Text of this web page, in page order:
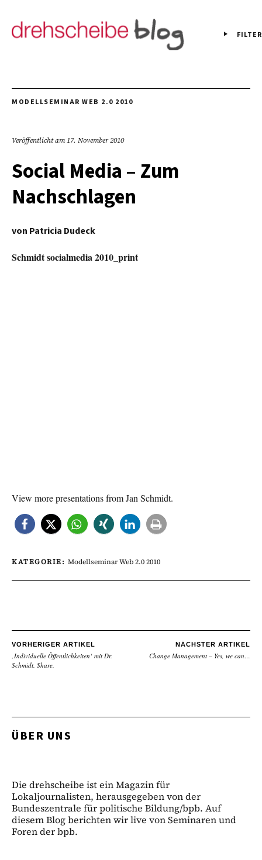
FILTER
MODELLSEMINAR WEB 2.0 2010
Veröffentlicht am17. November 2010
Social Media – Zum
Nachschlagen
von Patricia Dudeck
Schmidt socialmedia 2010_print
View morepresentationsfromJan Schmidt.
KATEGORIE: Modellseminar Web 2.0 2010
VORHERIGER ARTIKEL
‚Individuelle Öffentlichkeiten‘ mit Dr.
Schmidt. Share.
NÄCHSTER ARTIKEL
Change Management – Yes, we can…
ÜBER UNS
Die drehscheibe ist ein Magazin für
Lokaljournalisten, herausgegeben von der
Bundeszentrale für politische Bildung/bpb. Auf
diesem Blog berichten wir live von Seminaren und
Foren der bpb.